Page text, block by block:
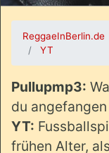
ReggaeInBerlin.de
YT
Pullupmp3:
du
YT:
frühen Alter,